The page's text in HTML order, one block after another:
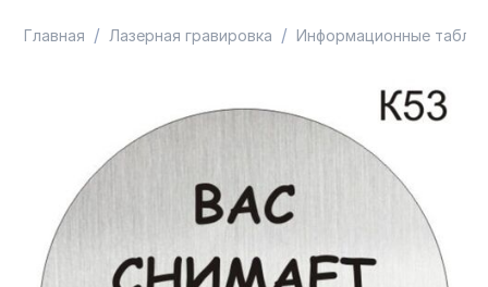
Главная / Лазерная гравировка / Информационные